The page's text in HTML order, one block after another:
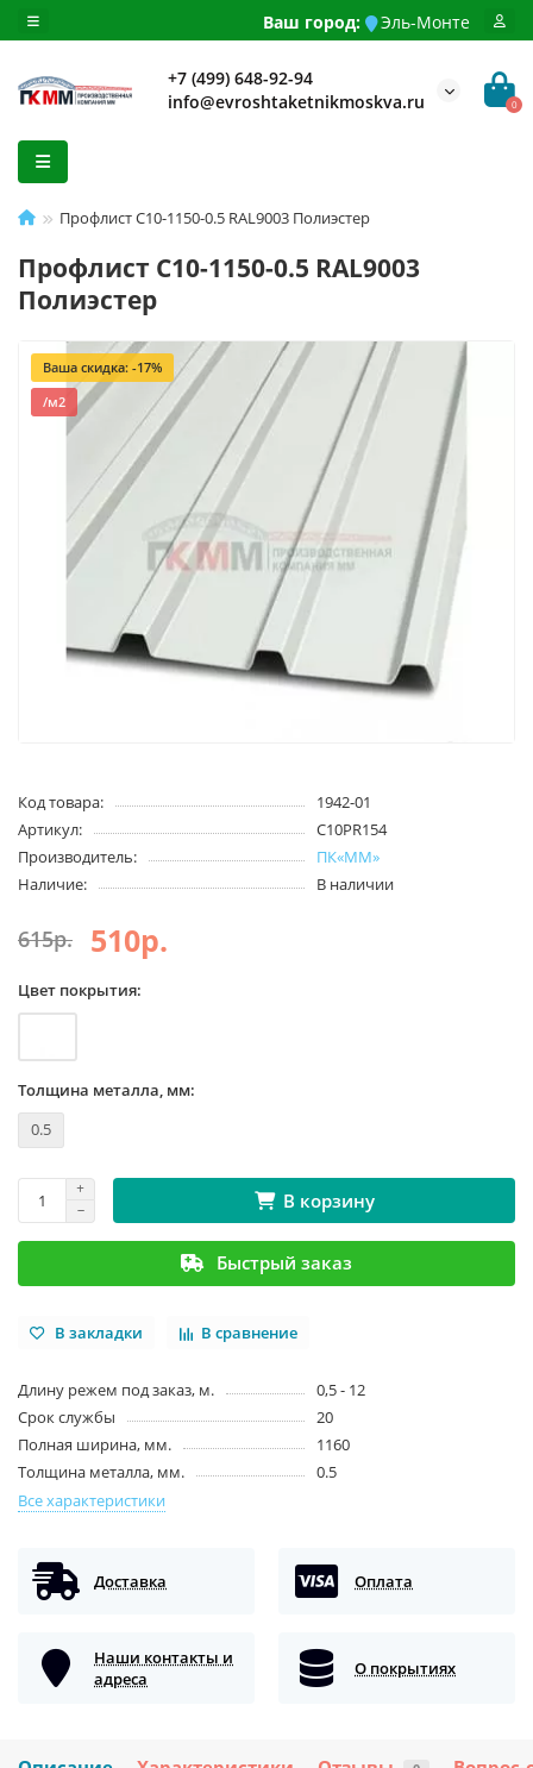
Ваш город: Эль-Монте
+7 (499) 648-92-94
info@evroshtaketnikmoskva.ru
0
Профлист С10-1150-0.5 RAL9003 Полиэстер
Профлист С10-1150-0.5 RAL9003
Полиэстер
Ваша скидка: -17%
/м2
Код товара:
1942-01
Артикул:
С10PR154
Производитель:
ПК«ММ»
Наличие:
В наличии
615р. 510р.
Цвет покрытия:
Толщина металла, мм:
0.5
В корзину
Быстрый заказ
В закладки В сравнение
Длину режем под заказ, м.
0,5 - 12
Срок службы
20
Полная ширина, мм.
1160
Толщина металла, мм.
0.5
Все характеристики
Доставка Оплата
Наши контакты и
адреса
О покрытиях